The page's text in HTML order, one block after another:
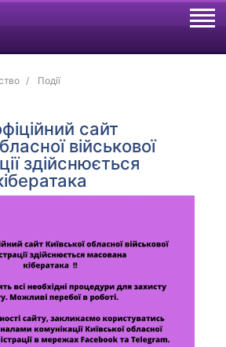
Події
сайт
військової
здійснюється